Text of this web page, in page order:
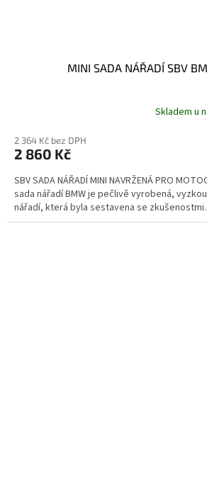
MINI SADA NÁŘADÍ SBV
Skladem u
2 364 Kč bez DPH
2 860 Kč
SBV SADA NÁŘADÍ MINI NAVRŽENÁ PRO
sada nářadí BMW je pečlivě vyrobená,
nářadí, která byla sestavena se